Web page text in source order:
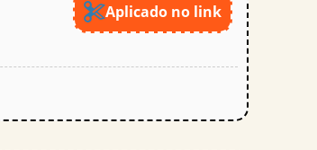
Aplicado no link